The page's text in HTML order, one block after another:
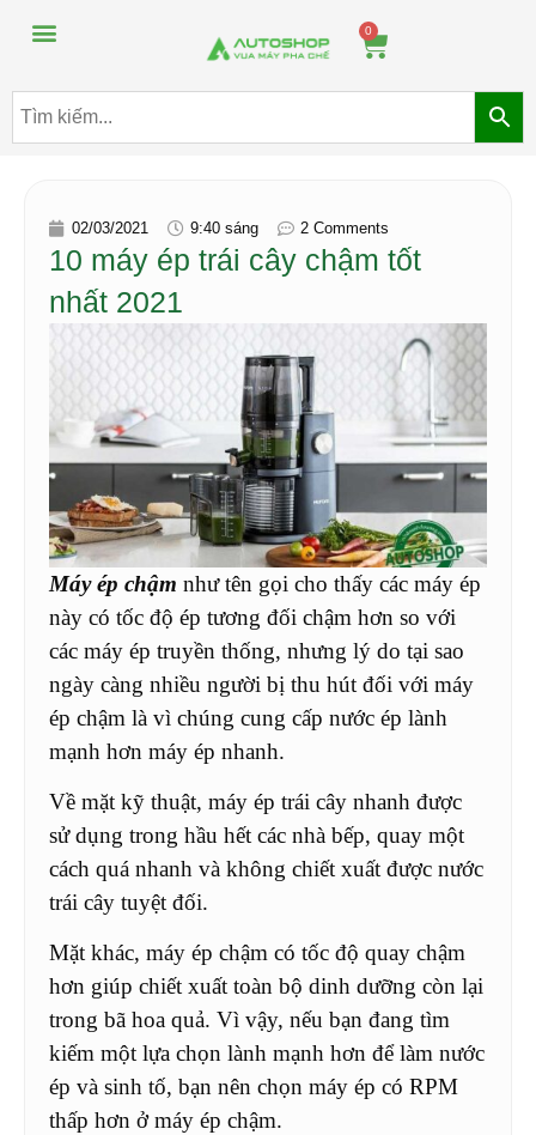
0
02/03/2021 9:40 sáng 2 Comments
10 máy ép trái cây chậm tốt
nhất 2021
Máy ép chậm như tên gọi cho thấy các máy ép
này có tốc độ ép tương đối chậm hơn so với
các máy ép truyền thống, nhưng lý do tại sao
ngày càng nhiều người bị thu hút đối với máy
ép chậm là vì chúng cung cấp nước ép lành
mạnh hơn máy ép nhanh.
Về mặt kỹ thuật, máy ép trái cây nhanh được
sử dụng trong hầu hết các nhà bếp, quay một
cách quá nhanh và không chiết xuất được nước
trái cây tuyệt đối.
Mặt khác, máy ép chậm có tốc độ quay chậm
hơn giúp chiết xuất toàn bộ dinh dưỡng còn lại
trong bã hoa quả. Vì vậy, nếu bạn đang tìm
kiếm một lựa chọn lành mạnh hơn để làm nước
ép và sinh tố, bạn nên chọn máy ép có RPM
thấp hơn ở máy ép chậm.